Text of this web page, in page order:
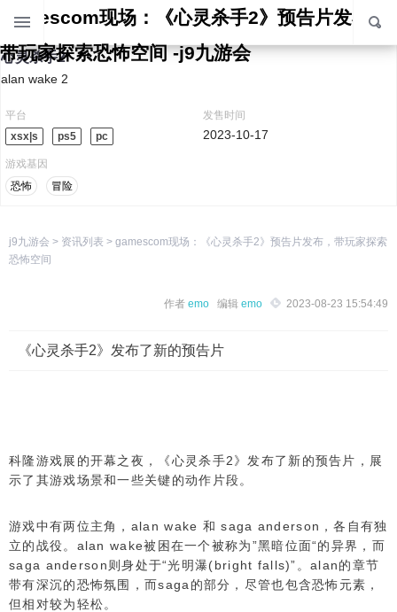
gamescom现场：《心灵杀手2》预告片发布，
带玩家探索恐怖空间 -j9九游会
心灵杀手2
alan wake 2
平台
xsx|s
ps5 pc
发售时间
2023-10-17
游戏基因
恐怖
冒险
j9九游会 > 资讯列表 > gamescom现场：《心灵杀手2》预告片发布，带玩家探索
恐怖空间
作者 emo 编辑 emo 2023-08-23 15:54:49
《心灵杀手2》发布了新的预告片
科隆游戏展的开幕之夜，《心灵杀手2》发布了新的预告片，展
示了其游戏场景和一些关键的动作片段。
游戏中有两位主角，alan wake 和 saga anderson，各自有独
立的战役。alan wake被困在一个被称为”黑暗位面“的异界，而
saga anderson则身处于“光明瀑(bright falls)”。alan的章节
带有深沉的恐怖氛围，而saga的部分，尽管也包含恐怖元素，
但相对较为轻松。